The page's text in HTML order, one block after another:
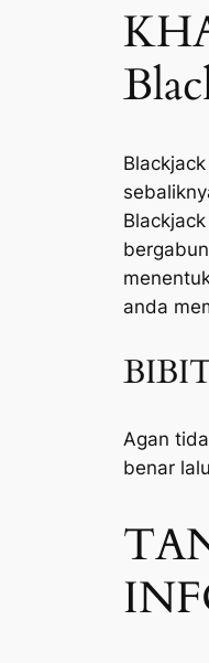
anda
Agan
benar